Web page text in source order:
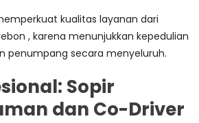
kualitas layanan dari
, karena menunjukkan kepedulian
penumpang secara menyeluruh.
Sopir
dan Co-Driver